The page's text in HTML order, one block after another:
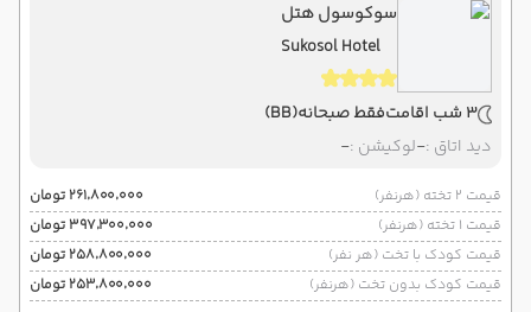
سوکوسول هتل
Sukosol Hotel
3 شب اقامت فقط صبحانه(BB)
دید اتاق :-لوکیشن :-
قیمت 2 تخته (هرنفر)
۲۶۱٬۸۰۰٬۰۰۰ تومان
قیمت 1 تخته (هرنفر)
۳۹۷٬۳۰۰٬۰۰۰ تومان
قیمت کودک با تخت (هر نفر)
۲۵۸٬۸۰۰٬۰۰۰ تومان
قیمت کودک بدون تخت (هرنفر)
۲۵۳٬۸۰۰٬۰۰۰ تومان